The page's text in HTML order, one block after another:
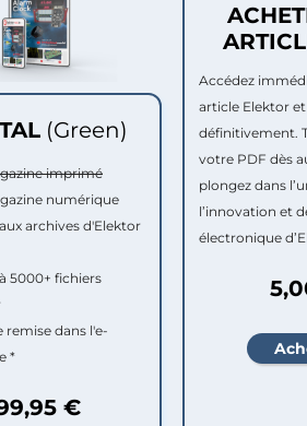
(Green)
imprimé
numérique
archives d'Elektor
5000+ fichiers
remise dans l'e-
*
€
Accédez
article Elektor
définitivement.
votre PDF dès
plongez dans
l’innovation et
électronique